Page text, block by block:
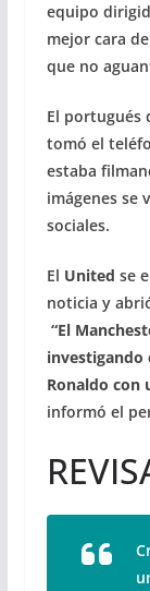
equipo
mejor cara
que no
El portugués
tomó el
estaba
imágenes se
sociales.
El United se
noticia y
“El
investigando
Ronaldo con
informó el